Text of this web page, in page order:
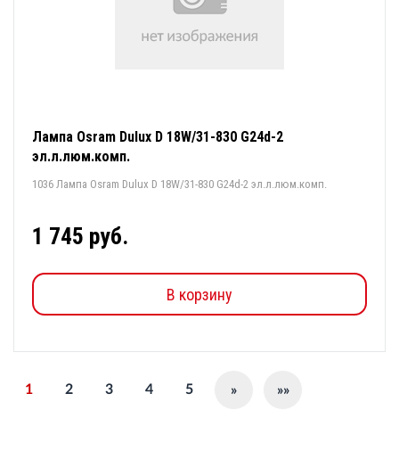
Лампа Osram Dulux D 18W/31-830 G24d-2
эл.л.люм.комп.
1036 Лампа Osram Dulux D 18W/31-830 G24d-2 эл.л.люм.комп.
1 745 руб.
В корзину
1 2 3 4 5 » »»